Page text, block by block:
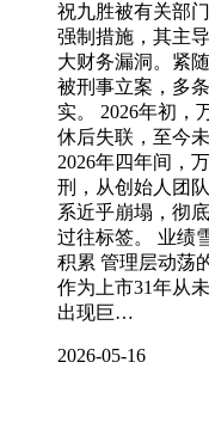
祝九胜被有关部
强制措施，其主
大财务漏洞。紧
被刑事立案，多
实。 2026年初，
休后失联，至今
2026年四年间，
刑，从创始人团
系近乎崩塌，彻
过往标签。 业绩
积累 管理层动荡
作为上市31年从
出现巨…
2026-05-16